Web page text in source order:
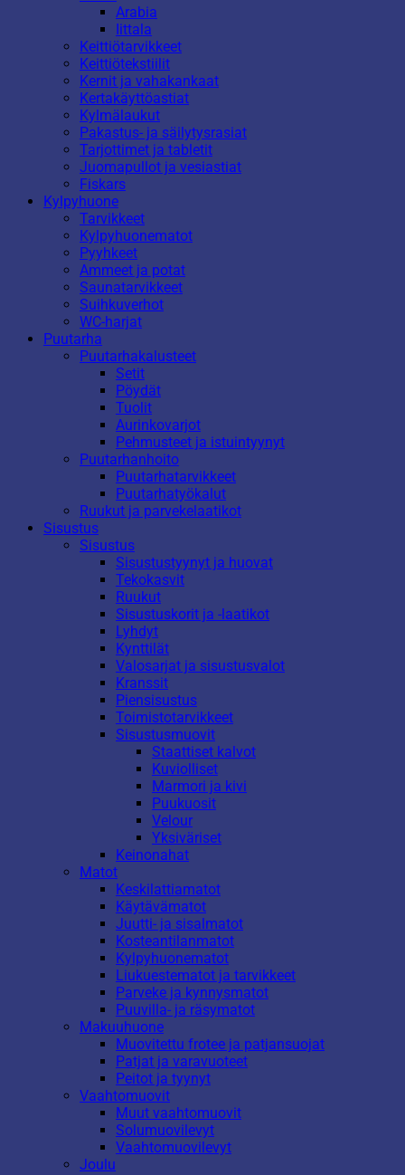
Arabia
Iittala
Keittiötarvikkeet
Keittiötekstiilit
Kernit ja vahakankaat
Kertakäyttöastiat
Kylmälaukut
Pakastus- ja säilytysrasiat
Tarjottimet ja tabletit
Juomapullot ja vesiastiat
Fiskars
Kylpyhuone
Tarvikkeet
Kylpyhuonematot
Pyyhkeet
Ammeet ja potat
Saunatarvikkeet
Suihkuverhot
WC-harjat
Puutarha
Puutarhakalusteet
Setit
Pöydät
Tuolit
Aurinkovarjot
Pehmusteet ja istuintyynyt
Puutarhanhoito
Puutarhatarvikkeet
Puutarhatyökalut
Ruukut ja parvekelaatikot
Sisustus
Sisustus
Sisustustyynyt ja huovat
Tekokasvit
Ruukut
Sisustuskorit ja -laatikot
Lyhdyt
Kynttilät
Valosarjat ja sisustusvalot
Kranssit
Piensisustus
Toimistotarvikkeet
Sisustusmuovit
Staattiset kalvot
Kuviolliset
Marmori ja kivi
Puukuosit
Velour
Yksiväriset
Keinonahat
Matot
Keskilattiamatot
Käytävämatot
Juutti- ja sisalmatot
Kosteantilanmatot
Kylpyhuonematot
Liukuestematot ja tarvikkeet
Parveke ja kynnysmatot
Puuvilla- ja räsymatot
Makuuhuone
Muovitettu frotee ja patjansuojat
Patjat ja varavuoteet
Peitot ja tyynyt
Vaahtomuovit
Muut vaahtomuovit
Solumuovilevyt
Vaahtomuovilevyt
Joulu